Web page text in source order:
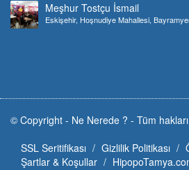
Meşhur Tostçu İsmail
Eskişehir, Hoşnudiye Mahallesi,
© Copyright - Ne Nerede ? - Tüm hakları
SSL Seritifikası
Gizlilik Politikası
Şartlar & Koşullar